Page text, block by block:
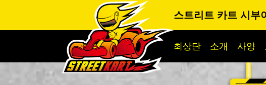
스트리트 카트 시부
최상단 소개 사양